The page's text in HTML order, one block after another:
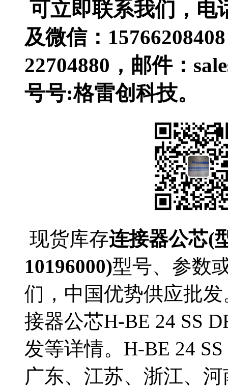
可立即联系我们，电
及微信：
22704880，邮件：
号号:格雷创科技。
现货库存连接器公芯(
10196000)型号、参数
们，中国优势供应批
接器公芯H-BE 24 SS
发等详情。H-BE 24
广东、江苏、浙江、